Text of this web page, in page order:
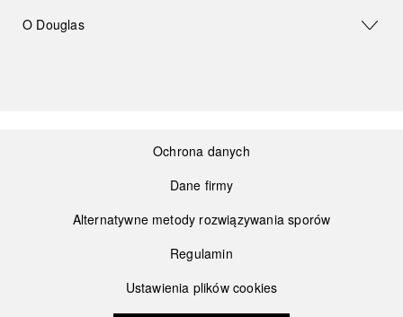
O Douglas
Ochrona danych
Dane firmy
Alternatywne metody rozwiązywania sporów
Regulamin
Ustawienia plików cookies